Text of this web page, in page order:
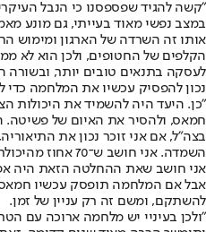
"קשה להגיד שפספסנו כי הנבל
במצב נפשי מאוד בעייתי, גם מונע
אותו זה השרדה של הארגון ומימוש
הקלפים של החטופים, ולכן הוא לא
לעסקה בתנאים טובים יותר, ובשורה
נכון להפסיק עכשיו את המלחמה כדי
"כן. היעד היה להשמיד את היכולות
חמאס, ולהסיר את האיום של פשיטה.
השמדה. אני חושב
אני חושב שאת ההחלטה הזאת היה
אבל אם המלחמה תופסק עכשיו חמאס
להשתקם, ומשם זה רק עניין של זמן.
"ולכן בעיניי יש מלחמה ארוכה עם